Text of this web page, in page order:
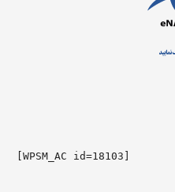
[WPSM_AC id=18103]